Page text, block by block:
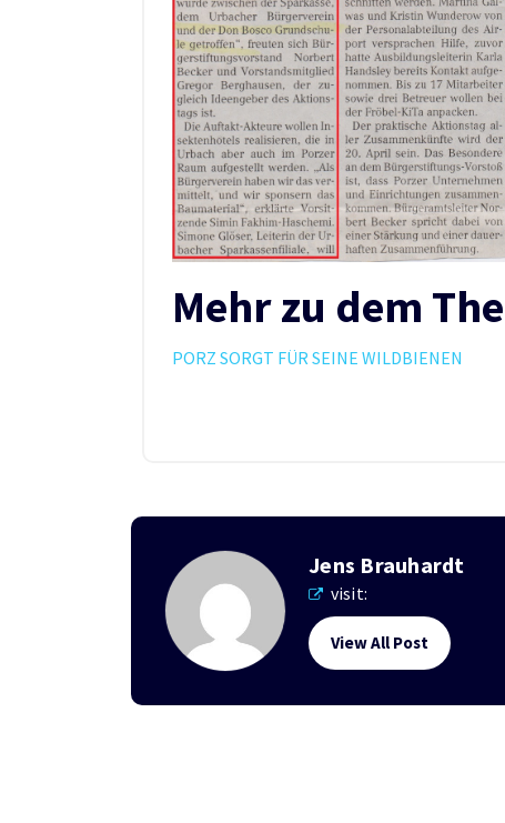
Mehr zu dem
PORZ SORGT FÜR SEINE WILDBIENEN
Jens Brauhardt
visit:
View All Post